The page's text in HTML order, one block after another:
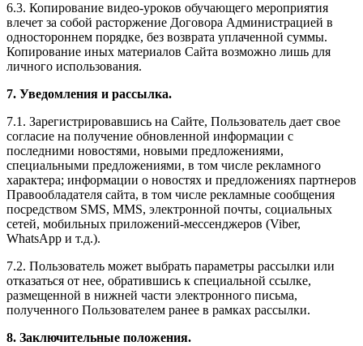
6.3. Копирование видео-уроков обучающего мероприятия
влечет за собой расторжение Договора Администрацией в
одностороннем порядке, без возврата уплаченной суммы.
Копирование иных материалов Сайта возможно лишь для
личного использования.
7. Уведомления и рассылка.
7.1. Зарегистрировавшись на Сайте, Пользователь дает свое
согласие на получение обновленной информации с
последними новостями, новыми предложениями,
специальными предложениями, в том числе рекламного
характера; информации о новостях и предложениях партнеров
Правообладателя сайта, в том числе рекламные сообщения
посредством SMS, MMS, электронной почты, социальных
сетей, мобильных приложений-мессенджеров (Viber,
WhatsApp и т.д.).
7.2. Пользователь может выбрать параметры рассылки или
отказаться от нее, обратившись к специальной ссылке,
размещенной в нижней части электронного письма,
полученного Пользователем ранее в рамках рассылки.
8. Заключительные положения.